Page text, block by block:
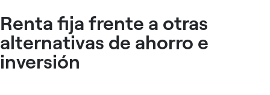
Renta fija frente a otras
alternativas de ahorro e
inversión